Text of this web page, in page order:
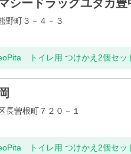
シードラッグユタカ豊
野町３－４－３
トイレ用 つけかえ2個セッ
長曽根町７２０－１
トイレ用 つけかえ2個セッ